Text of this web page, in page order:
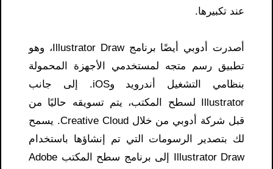
عند تكبيرها.
أصدرت أدوبي أيضًا برنامج Illustrator Draw، وهو
تطبيق رسم متجه لمستخدمي الأجهزة المحمولة
بنظامي التشغيل أندرويد وiOS. إلى جانب
Illustrator لسطح المكتب، يتم تسويقه حاليًا من
قبل شركة أدوبي من خلال Creative Cloud. يسمح
لك بتصدير الرسومات التي تم إنشاؤها باستخدام
Illustrator Draw إلى برنامج سطح المكتب Adobe